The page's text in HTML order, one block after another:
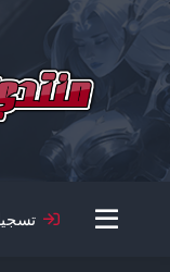
تسجيل